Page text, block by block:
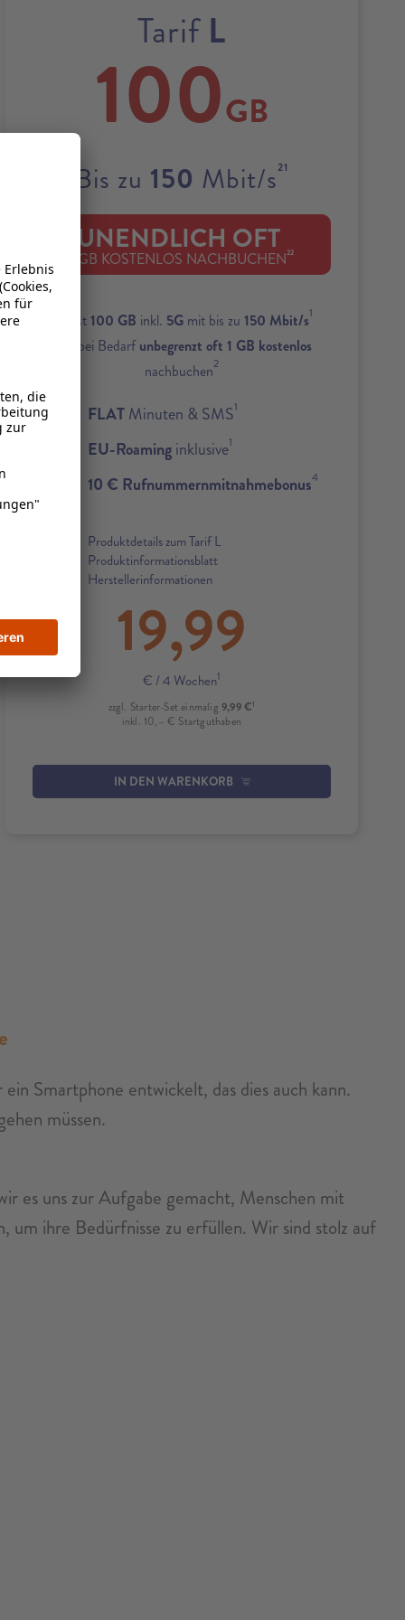
Tarif L
100GB
Bis zu 150 Mbit/s21
UNENDLICH OFT
1 GB KOSTENLOS NACHBUCHEN22
Zuerst100 GB inkl. 5G mit bis zu 150 Mbit/s1
und bei Bedarfunbegrenzt oft 1 GB kostenlos
nachbuchen2
FLATMinuten & SMS1
EU-Roaminginklusive1
10 € Rufnummernmitnahmebonus4
Produktdetails zum Tarif L
Produktinformationsblatt
Herstellerinformationen
19,99
€ / 4 Wochen1
zzgl. Starter-Set einmalig 9,99 €1
inkl. 10,– € Startguthaben
IN DEN WARENKORB
Smartphone entwickelt, das dies auch kann.
müssen.
es uns zur Aufgabe gemacht, Menschen mit
um ihre Bedürfnisse zu erfüllen. Wir sind stolz auf